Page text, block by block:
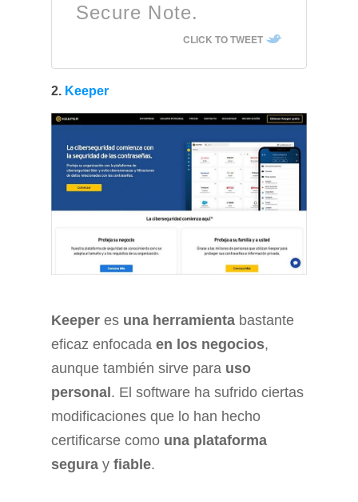
Secure Note.
CLICK TO TWEET
2. Keeper
Keeper es una herramienta bastante
eficaz enfocada en los negocios,
aunque también sirve para uso
personal . El software ha sufrido ciertas
modificaciones que lo han hecho
certificarse como una plataforma
segura y fiable.